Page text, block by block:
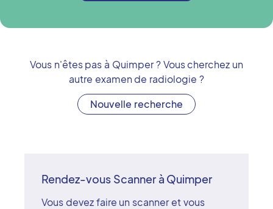
Vous n'êtes pas à Quimper? Vous cherchez un
autre examen de radiologie ?
Nouvelle recherche
Rendez-vous Scanner à Quimper
Vous devez faire un scanner et vous